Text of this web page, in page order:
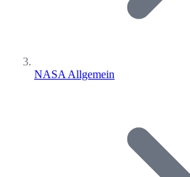
NASA Allgemein